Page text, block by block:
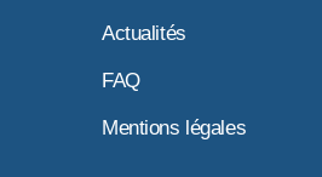
Actualités
FAQ
Mentions légales